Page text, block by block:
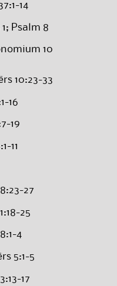
14
Psalm 8
10
10:23-33
16
19
11
27
25
4
5:1-5
17